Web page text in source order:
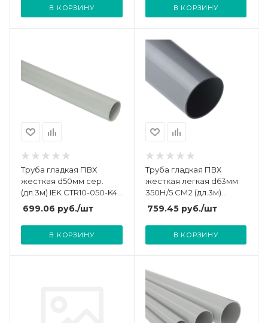
В КОРЗИНУ В КОРЗИНУ
Труба гладкая ПВХ
жесткая d50мм сер.
(дл.3м) IEK CTR10-050-K41-
015I
699.06 руб./шт
В КОРЗИНУ
Труба гладкая ПВХ
жесткая легкая d63мм
350Н/5 СМ2 (дл.3м)
Ruvinil 56300(3)
759.45руб./шт
В КОРЗИНУ